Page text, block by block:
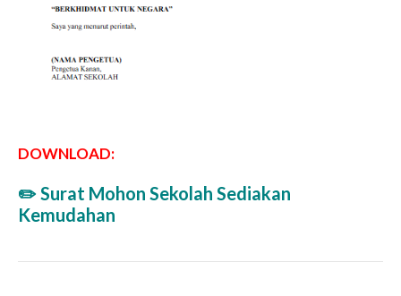
DOWNLOAD:
✏️Surat Mohon Sekolah Sediakan
Kemudahan